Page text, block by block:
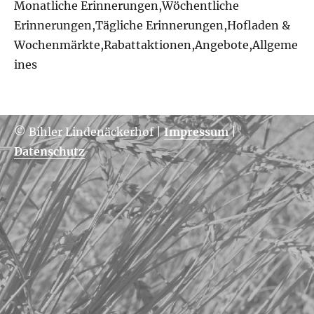
Monatliche Erinnerungen,Wöchentliche
Erinnerungen,Tägliche Erinnerungen,Hofladen &
Wochenmärkte,Rabattaktionen,Angebote,Allgeme
ines
© Bihler Lindenäckerhof|Impressum|
Datenschutz